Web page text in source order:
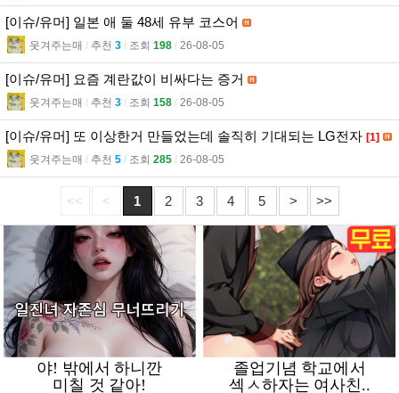
[이슈/유머] 일본 애 둘 48세 유부 코스어
웃겨주는매 l 추천 3 l 조회 198 l 26-08-05
[이슈/유머] 요즘 계란값이 비싸다는 증거
웃겨주는매 l 추천 3 l 조회 158 l 26-08-05
[이슈/유머] 또 이상한거 만들었는데 솔직히 기대되는 LG전자 [1]
웃겨주는매 l 추천 5 l 조회 285 l 26-08-05
<< < 1 2 3 4 5 > >>